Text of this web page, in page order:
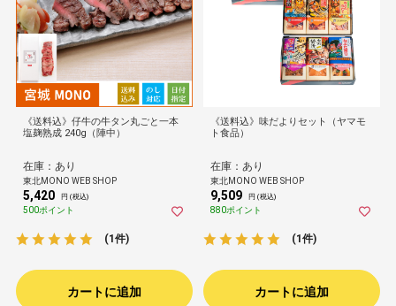
《送料込》仔牛の牛タン丸ごと一本
塩麹熟成 240g（陣中）
在庫：あり
東北MONO WEB SHOP
5,420 円 (税込)
500ポイント
(1件)
カートに追加
《送料込》味だよりセット（ヤマモ
ト食品）
在庫：あり
東北MONO WEB SHOP
9,509 円 (税込)
880ポイント
(1件)
カートに追加